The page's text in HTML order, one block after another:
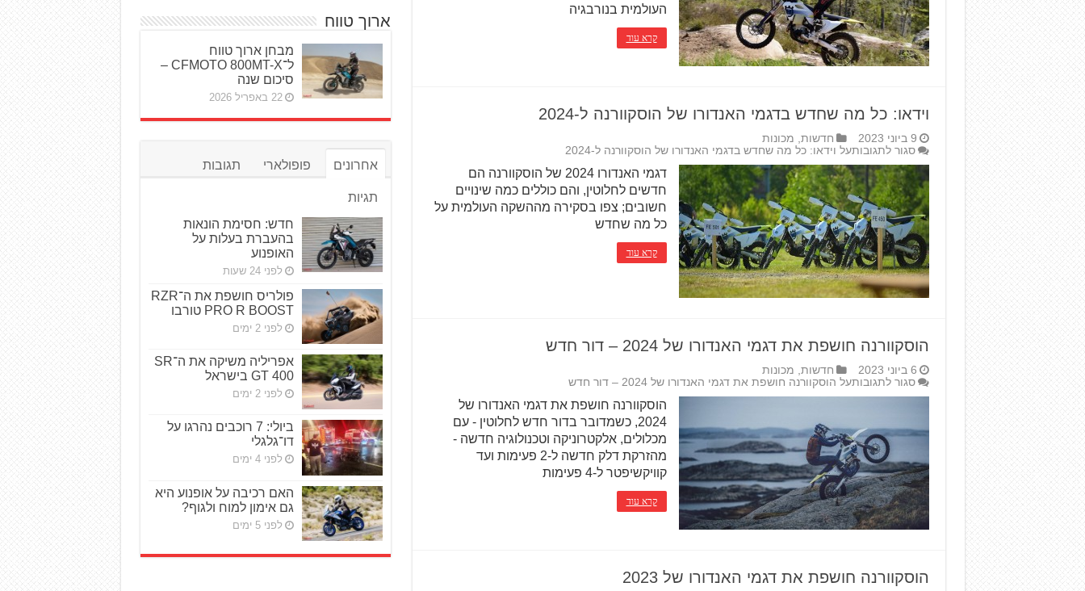
העולמית בנורבגיה
קרא עוד
וידאו: כל מה שחדש בדגמי האנדורו של הוסקוורנה ל-2024
9 ביוני 2023 חדשות, מכונות
סגור לתגובותעל וידאו: כל מה שחדש בדגמי האנדורו של הוסקוורנה ל-2024
דגמי האנדורו 2024 של הוסקוורנה הם
חדשים לחלוטין, והם כוללים כמה שינויים
חשובים; צפו בסקירה מההשקה העולמית על
כל מה שחדש
קרא עוד
הוסקוורנה חושפת את דגמי האנדורו של 2024 – דור חדש
6 ביוני 2023 חדשות, מכונות
סגור לתגובותעל הוסקוורנה חושפת את דגמי האנדורו של 2024 – דור חדש
הוסקוורנה חושפת את דגמי האנדורו של
2024, כשמדובר בדור חדש לחלוטין - עם
מכלולים, אלקטרוניקה וטכנולוגיה חדשה -
מהזרקת דלק חדשה ל-2 פעימות ועד
קוויקשיפטר ל-4 פעימות
קרא עוד
הוסקוורנה חושפת את דגמי האנדורו של 2023
ארוך טווח
מבחן ארוך טווח
ל־CFMOTO 800MT-X –
סיכום שנה
22 באפריל 2026
אחרונים פופולארי תגובות
תגיות
חדש: חסימת הונאות
בהעברת בעלות על
האופנוע
לפני 24 שעות
פולריס חושפת את ה־RZR
PRO R BOOST טורבו
לפני 2 ימים
אפריליה משיקה את ה־SR
GT 400 בישראל
לפני 2 ימים
ביולי: 7 רוכבים נהרגו על
דו־גלגלי
לפני 4 ימים
האם רכיבה על אופנוע היא
גם אימון למוח ולגוף?
לפני 5 ימים